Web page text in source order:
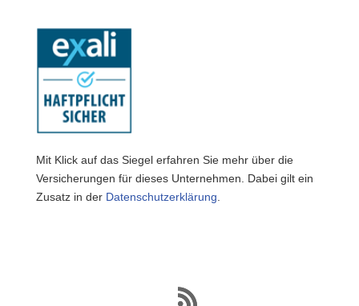
Mit Klick auf das Siegel erfahren Sie mehr über die
Versicherungen für dieses Unternehmen. Dabei gilt ein
Zusatz in der Datenschutzerklärung